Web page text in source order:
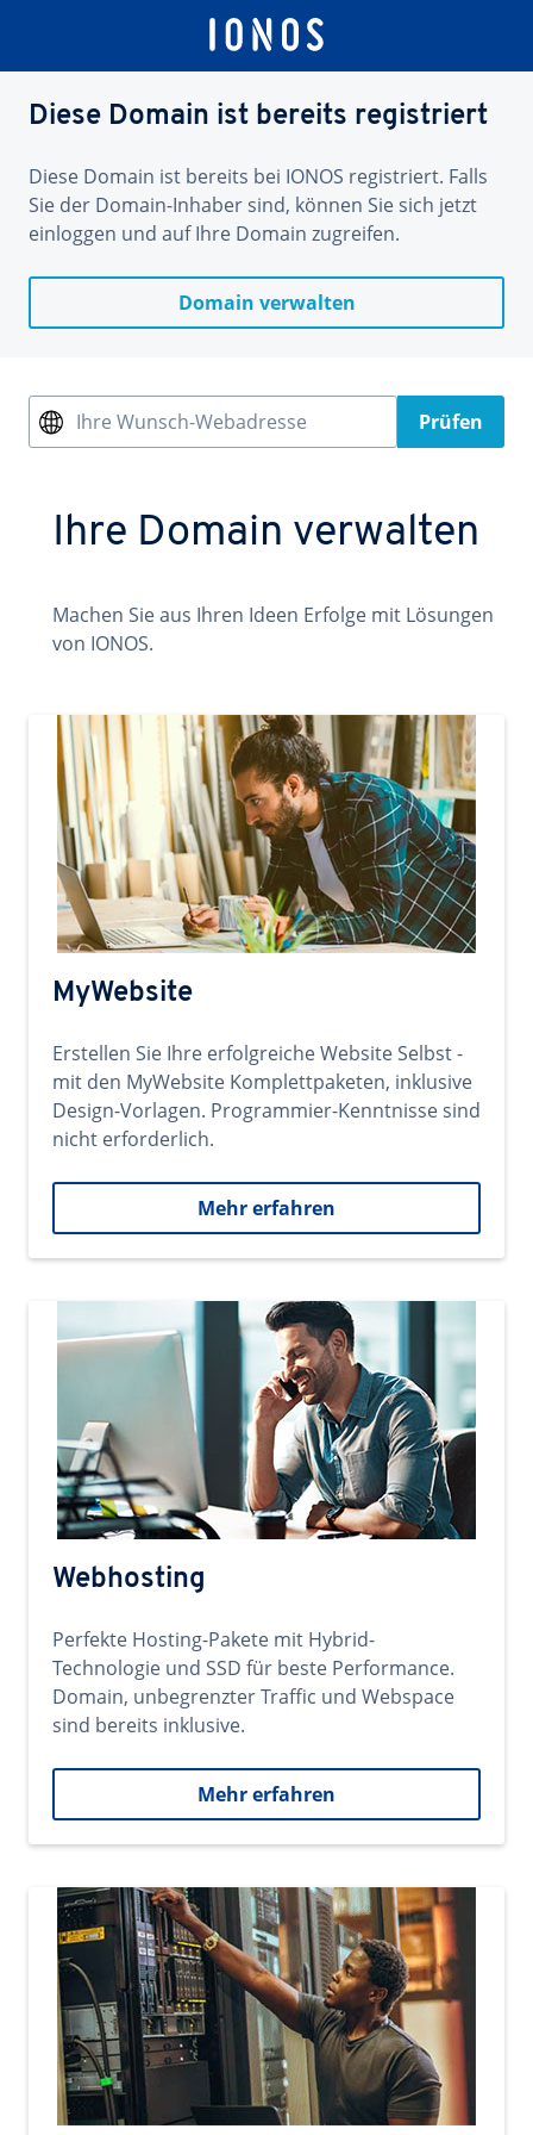
Diese Domain ist bereits registriert
Diese Domain ist bereits bei IONOS registriert. Falls
Sie der Domain-Inhaber sind, können Sie sich jetzt
einloggen und auf Ihre Domain zugreifen.
Domain verwalten
Ihre Wunsch-Webadresse Prüfen
Ihre Domain verwalten
Machen Sie aus Ihren Ideen Erfolge mit Lösungen
von IONOS.
MyWebsite
Erstellen Sie Ihre erfolgreiche Website Selbst -
mit den MyWebsite Komplettpaketen, inklusive
Design-Vorlagen. Programmier-Kenntnisse sind
nicht erforderlich.
Mehr erfahren
Webhosting
Perfekte Hosting-Pakete mit Hybrid-
Technologie und SSD für beste Performance.
Domain, unbegrenzter Traffic und Webspace
sind bereits inklusive.
Mehr erfahren